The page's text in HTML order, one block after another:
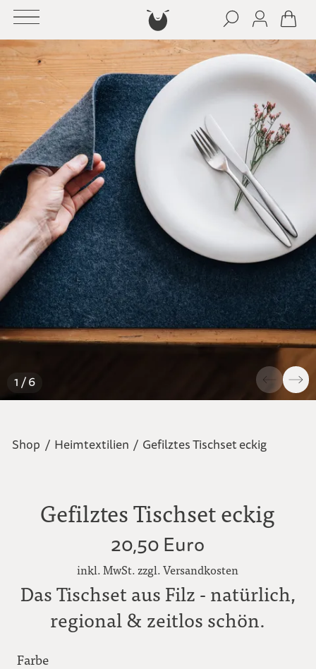
1 / 6
Shop / Heimtextilien / Gefilztes Tischset eckig
Gefilztes Tischset eckig
20,50 Euro
inkl. MwSt. zzgl. Versandkosten
Das Tischset aus Filz - natürlich,
regional & zeitlos schön.
Farbe